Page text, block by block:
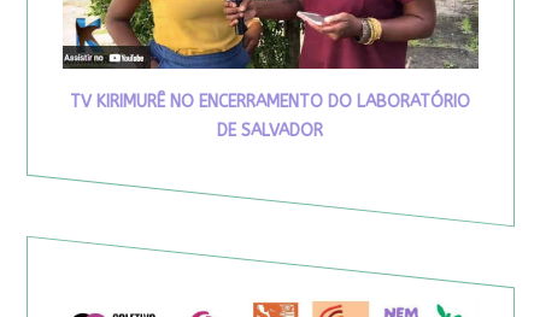
TV KIRIMURÊ NO ENCERRAMENTO DO LABORATÓRIO
DE SALVADOR